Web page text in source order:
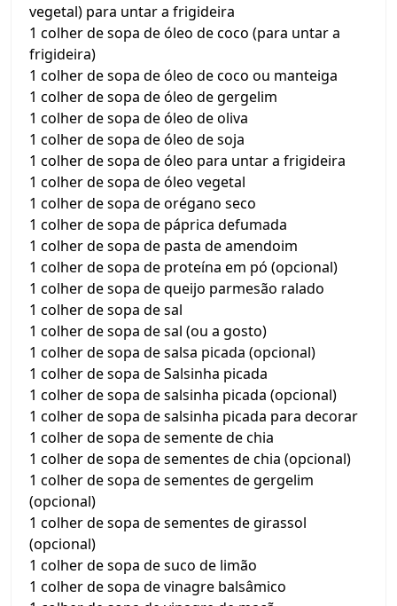
vegetal) para untar a frigideira
1 colher de sopa de óleo de coco (para untar a
frigideira)
1 colher de sopa de óleo de coco ou manteiga
1 colher de sopa de óleo de gergelim
1 colher de sopa de óleo de oliva
1 colher de sopa de óleo de soja
1 colher de sopa de óleo para untar a frigideira
1 colher de sopa de óleo vegetal
1 colher de sopa de orégano seco
1 colher de sopa de páprica defumada
1 colher de sopa de pasta de amendoim
1 colher de sopa de proteína em pó (opcional)
1 colher de sopa de queijo parmesão ralado
1 colher de sopa de sal
1 colher de sopa de sal (ou a gosto)
1 colher de sopa de salsa picada (opcional)
1 colher de sopa de Salsinha picada
1 colher de sopa de salsinha picada (opcional)
1 colher de sopa de salsinha picada para decorar
1 colher de sopa de semente de chia
1 colher de sopa de sementes de chia (opcional)
1 colher de sopa de sementes de gergelim
(opcional)
1 colher de sopa de sementes de girassol
(opcional)
1 colher de sopa de suco de limão
1 colher de sopa de vinagre balsâmico